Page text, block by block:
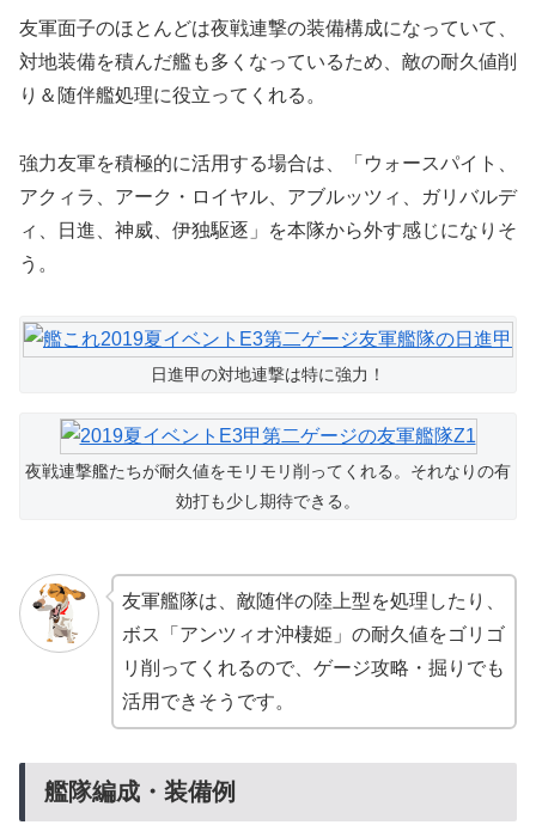
友軍面子のほとんどは夜戦連撃の装備構成になっていて、
対地装備を積んだ艦も多くなっているため、敵の耐久値削
り＆随伴艦処理に役立ってくれる。
強力友軍を積極的に活用する場合は、「ウォースパイト、
アクィラ、アーク・ロイヤル、アブルッツィ、ガリバルデ
ィ、日進、神威、伊独駆逐」を本隊から外す感じになりそ
う。
日進甲の対地連撃は特に強力！
夜戦連撃艦たちが耐久値をモリモリ削ってくれる。それなりの有
効打も少し期待できる。
友軍艦隊は、敵随伴の陸上型を処理したり、
ボス「アンツィオ沖棲姫」の耐久値をゴリゴ
リ削ってくれるので、ゲージ攻略・掘りでも
活用できそうです。
艦隊編成・装備例